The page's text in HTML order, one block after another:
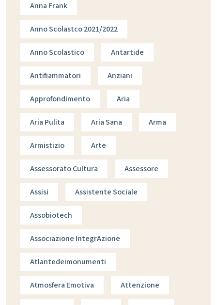
Anna Frank
Anno Scolastco 2021/2022
Anno Scolastico Antartide
Antifiammatori Anziani
Approfondimento Aria
Aria Pulita Aria Sana Arma
Armistizio Arte
Assessorato Cultura Assessore
Assisi Assistente Sociale
Assobiotech
Associazione IntegrAzione
Atlantedeimonumenti
Atmosfera Emotiva Attenzione